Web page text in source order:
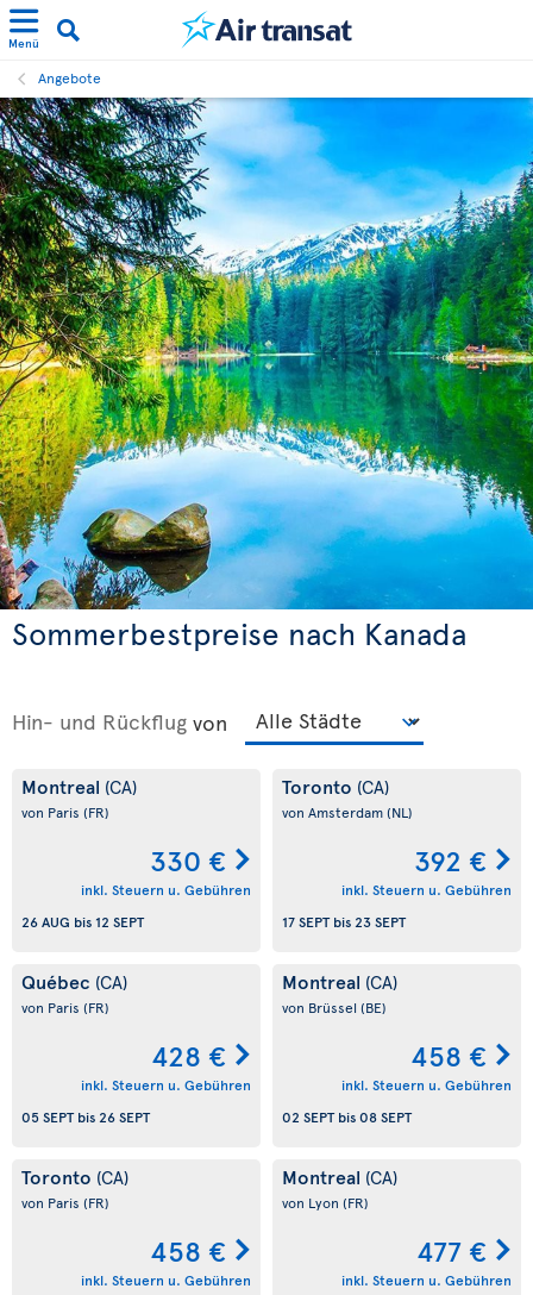
Menü
Angebote
Sommerbestpreise nach Kanada
Hin- und Rückflug von
Montreal (CA)
von Paris (FR)
330 €
inkl. Steuern u. Gebühren
26 AUG bis 12 SEPT
Toronto (CA)
von Amsterdam(NL)
392 €
inkl. Steuern u. Gebühren
17 SEPTbis23 SEPT
Québec (CA)
von Paris (FR)
428 €
inkl. Steuern u. Gebühren
05 SEPTbis26 SEPT
Montreal (CA)
von Brüssel (BE)
458 €
inkl. Steuern u. Gebühren
02 SEPTbis08 SEPT
Toronto (CA)
von Paris (FR)
458 €
inkl. Steuern u. Gebühren
Montreal (CA)
von Lyon (FR)
477 €
inkl. Steuern u. Gebühren